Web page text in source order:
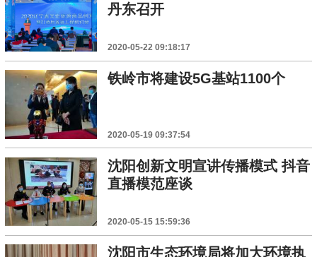
丹东召开
2020-05-22 09:18:17
铁岭市将建设5G基站1100个
2020-05-19 09:37:54
沈阳创新文明宣讲传播模式 抖音
直播模范座谈
2020-05-15 15:59:36
沈阳市生态环境局将加大环境执